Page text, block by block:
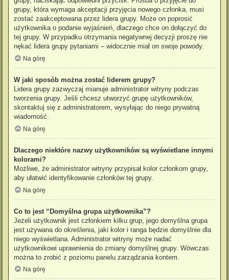
grupy, która wymaga akceptacji przyjęcia nowego członka, musi
zostać zaakceptowana przez lidera grupy. Może on poprosić
użytkownika o podanie wyjaśnień, dlaczego chce on dołączyć do
tej grupy. W przypadku otrzymania negatywnej decyzji proszę nie
nękać lidera grupy pytaniami – widocznie miał on swoje powody.
Na górę
W jaki sposób można zostać liderem grupy?
Lidera grupy zazwyczaj mianuje administrator witryny podczas
tworzenia grupy. Jeśli chcesz utworzyć grupę użytkowników,
skontaktuj się z administratorem, wysyłając do niego prywatną
wiadomość.
Na górę
Dlaczego niektóre nazwy użytkowników są wyświetlane innymi
kolorami?
Możliwe, że administrator witryny przypisał kolor członkom grupy,
aby ułatwić identyfikowanie członków tej grupy.
Na górę
Co to jest “Domyślna grupa użytkownika”?
Jeżeli użytkownik jest członkiem kilku grup, jego domyślna grupa
jest używana do określenia, jaki kolor i ranga będzie domyślnie dla
niego wyświetlana. Administrator witryny może nadać
użytkownikowi uprawnienia do zmiany domyślnej grupy. Wówczas
można to zrobić z poziomu panelu zarządzania kontem.
Na górę